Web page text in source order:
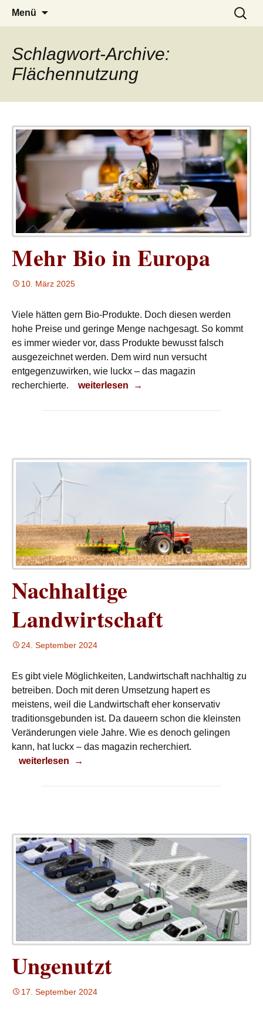
LUCKX
– das Magazin
Menü
Suchen
nach:
Schlagwort-Archive:
Flächennutzung
Mehr Bio in Europa
10. März 2025
Viele hätten gern Bio-Produkte. Doch diesen werden
hohe Preise und geringe Menge nachgesagt. So kommt
es immer wieder vor, dass Produkte bewusst falsch
ausgezeichnet werden. Dem wird nun versucht
entgegenzuwirken, wie luckx – das magazin
recherchierte.
Mehr Bio in Europa
weiterlesen →
Nachhaltige
Landwirtschaft
24. September 2024
Es gibt viele Möglichkeiten, Landwirtschaft nachhaltig zu
betreiben. Doch mit deren Umsetzung hapert es
meistens, weil die Landwirtschaft eher konservativ
traditionsgebunden ist. Da daueern schon die kleinsten
Veränderungen viele Jahre. Wie es denoch gelingen
kann, hat luckx – das magazin recherchiert.
Nachhaltige Landwirtschaft
weiterlesen →
Ungenutzt
17. September 2024